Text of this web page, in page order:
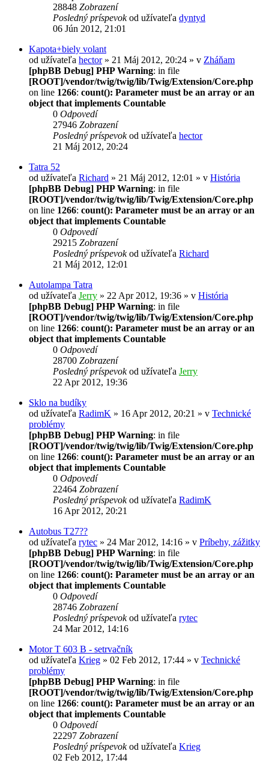
28848 Zobrazení
Posledný príspevokod užívateľa dyntyd
06 Jún 2012, 21:01
Kapota+biely volant
od užívateľa hector» 21 Máj 2012, 20:24 » v Zháňam
[phpBB Debug] PHP Warning: in file
[ROOT]/vendor/twig/twig/lib/Twig/Extension/Core.php
on line 1266: count(): Parameter must be an array or an
object that implements Countable
0 Odpovedí
27946 Zobrazení
Posledný príspevokod užívateľa hector
21 Máj 2012, 20:24
Tatra 52
od užívateľa Richard » 21 Máj 2012, 12:01 » v História
[phpBB Debug] PHP Warning: in file
[ROOT]/vendor/twig/twig/lib/Twig/Extension/Core.php
on line 1266: count(): Parameter must be an array or an
object that implements Countable
0 Odpovedí
29215 Zobrazení
Posledný príspevokod užívateľa Richard
21 Máj 2012, 12:01
Autolampa Tatra
od užívateľa Jerry » 22 Apr 2012, 19:36 » v História
[phpBB Debug] PHP Warning: in file
[ROOT]/vendor/twig/twig/lib/Twig/Extension/Core.php
on line 1266: count(): Parameter must be an array or an
object that implements Countable
0 Odpovedí
28700 Zobrazení
Posledný príspevokod užívateľa Jerry
22 Apr 2012, 19:36
Sklo na budíky
od užívateľa RadimK » 16 Apr 2012, 20:21 » v Technické
problémy
[phpBB Debug] PHP Warning: in file
[ROOT]/vendor/twig/twig/lib/Twig/Extension/Core.php
on line 1266: count(): Parameter must be an array or an
object that implements Countable
0 Odpovedí
22464 Zobrazení
Posledný príspevokod užívateľa RadimK
16 Apr 2012, 20:21
Autobus T27??
od užívateľa rytec » 24 Mar 2012, 14:16 » v Príbehy, zážitky
[phpBB Debug] PHP Warning: in file
[ROOT]/vendor/twig/twig/lib/Twig/Extension/Core.php
on line 1266: count(): Parameter must be an array or an
object that implements Countable
0 Odpovedí
28746 Zobrazení
Posledný príspevokod užívateľa rytec
24 Mar 2012, 14:16
Motor T 603 B - setrvačník
od užívateľa Krieg » 02 Feb 2012, 17:44 » v Technické
problémy
[phpBB Debug] PHP Warning: in file
[ROOT]/vendor/twig/twig/lib/Twig/Extension/Core.php
on line 1266: count(): Parameter must be an array or an
object that implements Countable
0 Odpovedí
22297 Zobrazení
Posledný príspevokod užívateľa Krieg
02 Feb 2012, 17:44